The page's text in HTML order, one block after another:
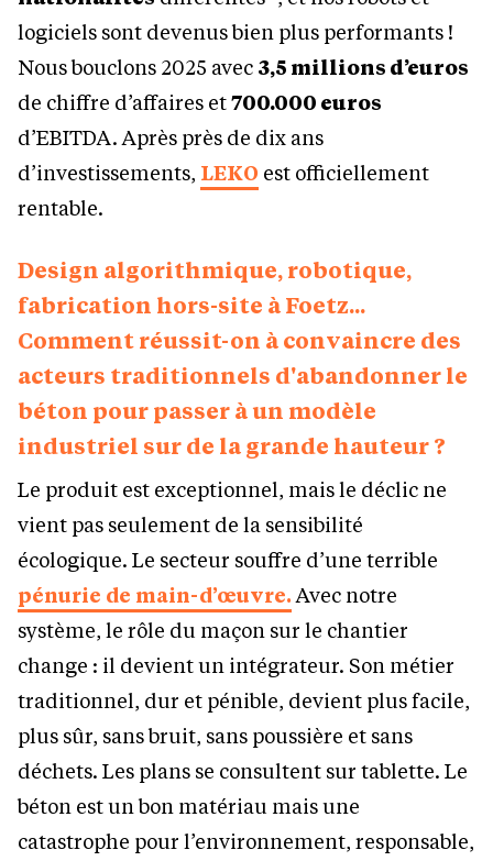
logiciels sont devenus bien plus performants !
Nous bouclons 2025 avec 3,5 millions d’euros
de chiffre d’affaires et700.000 euros
d’EBITDA. Après près de dix ans
d’investissements, LEKO est officiellement
rentable.
Design algorithmique, robotique,
fabrication hors-site à Foetz...
Comment réussit-on à convaincre des
acteurs traditionnels d'abandonner le
béton pour passer à un modèle
industriel sur de la grande hauteur ?
Le produit est exceptionnel, mais le déclic ne
vient pas seulement de la sensibilité
écologique. Le secteur souffre d’une terrible
pénurie de main-d’œuvre. Avec notre
système, le rôle du maçon sur le chantier
change : il devient un intégrateur. Son métier
traditionnel, dur et pénible, devient plus facile,
plus sûr, sans bruit, sans poussière et sans
déchets. Les plans se consultent sur tablette. Le
béton est un bon matériau mais une
catastrophe pour l’environnement, responsable,